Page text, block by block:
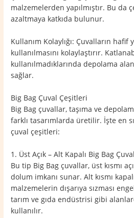
malzemelerden yapılmıştır. Bu da
azaltmaya katkıda bulunur.
Kullanım Kolaylığı: Çuvalların hafif
kullanılmasını kolaylaştırır.
kullanılmadıklarında depolama
sağlar.
Big Bag Çuval Çeşitleri
Big Bag çuvallar, taşıma ve
farklı tasarımlarda üretilir. İşte en
çuval çeşitleri:
1. Üst Açık – Alt Kapalı Big Bag
Bu tip Big Bag çuvallar, üst kısmı
dolum imkanı sunar. Alt kısmı
malzemelerin dışarıya sızması
tarım ve gıda endüstrisi gibi
kullanılır.